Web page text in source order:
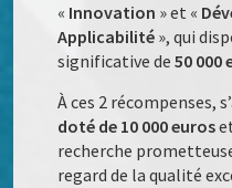
« Innovation » et «
Applicabilité », qui
significative de50 000
À ces 2 récompenses,
doté de 10 000 euros
recherche
regard de la qualité